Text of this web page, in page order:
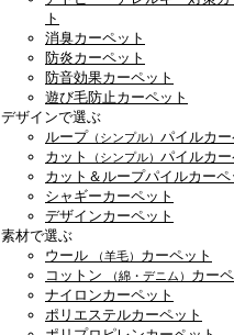
ト
消臭カーペット
防炎カーペット
防音効果カーペット
遊び毛防止カーペット
デザインで選ぶ
ループ （シンプル） パイルカー
カット
（シンプル） パイルカー
カット＆ループパイルカーペ
シャギーカーペット
デザインカーペット
素材で選ぶ
ウール
（羊毛） カーペット
コットン
（綿・デニム） カー
ナイロンカーペット
ポリエステルカーペット